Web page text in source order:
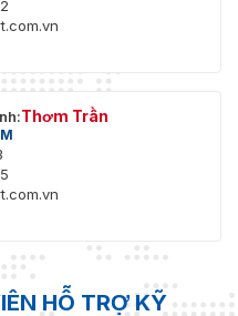
Thơm Trần
HỖ TRỢ KỸ